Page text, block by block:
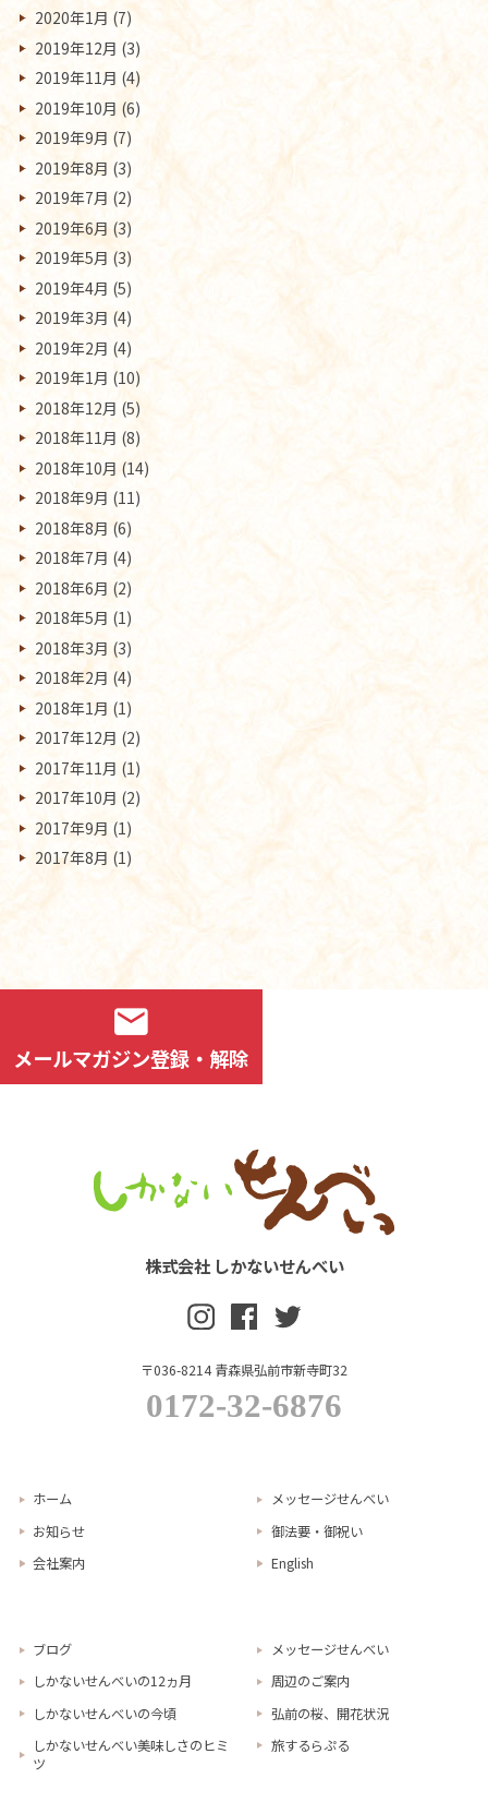
2020年1月 (7)
2019年12月 (3)
2019年11月 (4)
2019年10月 (6)
2019年9月 (7)
2019年8月 (3)
2019年7月 (2)
2019年6月 (3)
2019年5月 (3)
2019年4月 (5)
2019年3月 (4)
2019年2月 (4)
2019年1月 (10)
2018年12月 (5)
2018年11月 (8)
2018年10月 (14)
2018年9月 (11)
2018年8月 (6)
2018年7月 (4)
2018年6月 (2)
2018年5月 (1)
2018年3月 (3)
2018年2月 (4)
2018年1月 (1)
2017年12月 (2)
2017年11月 (1)
2017年10月 (2)
2017年9月 (1)
2017年8月 (1)
mail
メールマガジン登録・解除
株式会社 しかないせんべい
〒036-8214 青森県弘前市新寺町32
0172-32-6876
ホーム
お知らせ
会社案内
メッセージせんべい
御法要・御祝い
English
ブログ
しかないせんべいの12ヵ月
しかないせんべいの今頃
しかないせんべい美味しさのヒミ
ツ
メッセージせんべい
周辺のご案内
弘前の桜、開花状況
旅するらぷる